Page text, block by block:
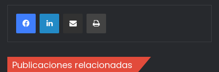
Compartir por correo electrónicoImprimir
Publicaciones relacionadas